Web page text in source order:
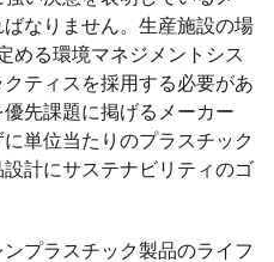
なりません。生産施設の場
める環境マネジメントシス
ティスを採用する必要があ
先課題に掲げるメーカー
単位当たりのプラスチック
計にサステナビリティのゴ
プラスチック製品のライフ